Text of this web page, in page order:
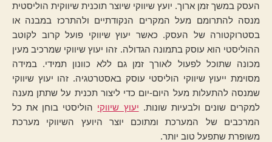
העסק במשך זמן ארוך. יועץ שיווקי שיוצר תוכנית שיווקית הוליסטית
מנסה להתרומם מעל המקרים הנקודתיים ולהתרכז במבנה או
בסטרוקטורה של העסק. כאשר יעוץ שיווקי פועל קרוב לקוטב
ההוליסטי הוא עוסק בתמונה הגדולה. זהו יעוץ שיווקי שמרכיב מעין
מכונה שתוכל לפעול לאורך זמן גם ללא כוונון תמידי. במידה
מסוימת ייעוץ שיווקי הוליסטי עוסק באסטרטגיה. זהו יעוץ שיווקי
שמנסה להתעלות מעל היום-יום כדי ליצור תכנית על שתתן מענה
למקרים שונים ולבעיות שונות. יעוץ שיווקי הוליסטי בוחן את כל
המרכבים של המערכת ומתוכם יוצר היועץ השיווקי מערכת
משופרת שתפעל טוב יותר.